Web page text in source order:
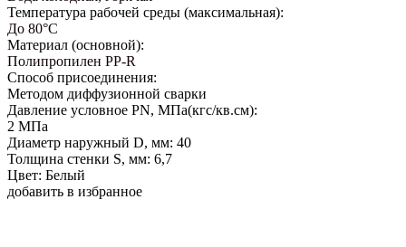
Температура рабочей среды (максимальная):
До 80°С
Материал (основной):
Полипропилен PP-R
Способ присоединения:
Методом диффузионной сварки
Давление условное PN, МПа(кгс/кв.см):
2 МПа
Диаметр наружный D, мм: 40
Толщина стенки S, мм: 6,7
Цвет: Белый
добавить в избранное